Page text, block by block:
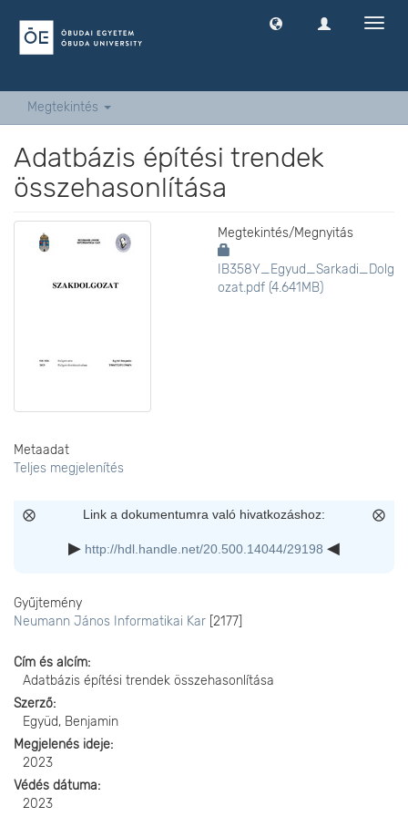
Megtekintés
Adatbázis építési trendek
összehasonlítása
Megtekintés/Megnyitás
IB358Y_Egyud_Sarkadi_Dolg
ozat.pdf (4.641MB)
Metaadat
Teljes megjelenítés
Link a dokumentumra való hivatkozáshoz:
http://hdl.handle.net/20.500.14044/29198
Gyűjtemény
Neumann János Informatikai Kar [2177]
Cím és alcím
Adatbázis építési trendek összehasonlítása
Szerző
Együd, Benjamin
Megjelenés ideje
2023
Védés dátuma
2023